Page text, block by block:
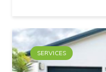
SERVICES